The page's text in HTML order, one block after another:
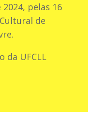
pelas 16
de
da UFCLL